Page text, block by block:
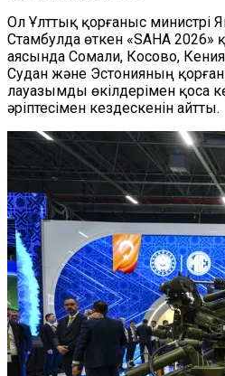
Ол Ұлттық қорғаныс министрі
Стамбулда өткен «SAHA 2026»
аясында Сомали, Косово,
Судан және Эстонияның
лауазымды өкілдерімен қоса
әріптесімен кездескенін айтты.